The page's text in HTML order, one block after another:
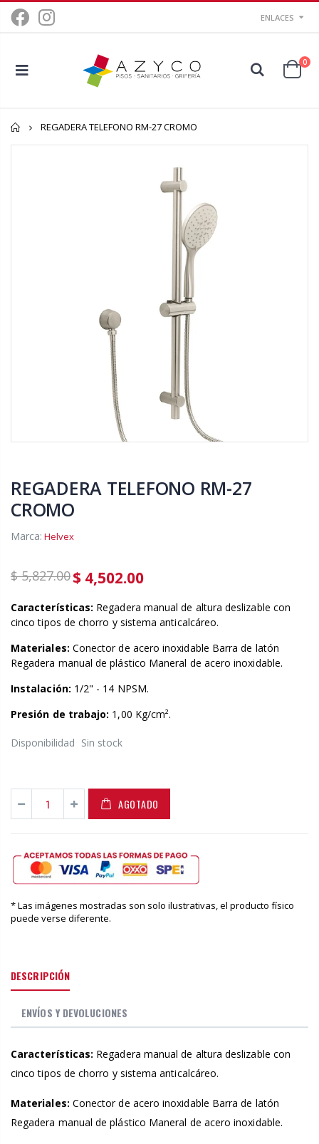
ENLACES
0
Inicio
REGADERA TELEFONO RM-27 CROMO
REGADERA TELEFONO RM-27
CROMO
Marca: Helvex
$ 5,827.00$ 4,502.00
Características: Regadera manual de altura deslizable con
cinco tipos de chorro y sistema anticalcáreo.
Materiales: Conector de acero inoxidable Barra de latón
Regadera manual de plástico Maneral de acero inoxidable.
Instalación: 1/2" - 14 NPSM.
Presión de trabajo: 1,00 Kg/cm².
Disponibilidad Sin stock
AGOTADO
* Las imágenes mostradas son solo ilustrativas, el producto físico
puede verse diferente.
DESCRIPCIÓN
ENVÍOS Y DEVOLUCIONES
Características: Regadera manual de altura deslizable con
cinco tipos de chorro y sistema anticalcáreo.
Materiales: Conector de acero inoxidable Barra de latón
Regadera manual de plástico Maneral de acero inoxidable.